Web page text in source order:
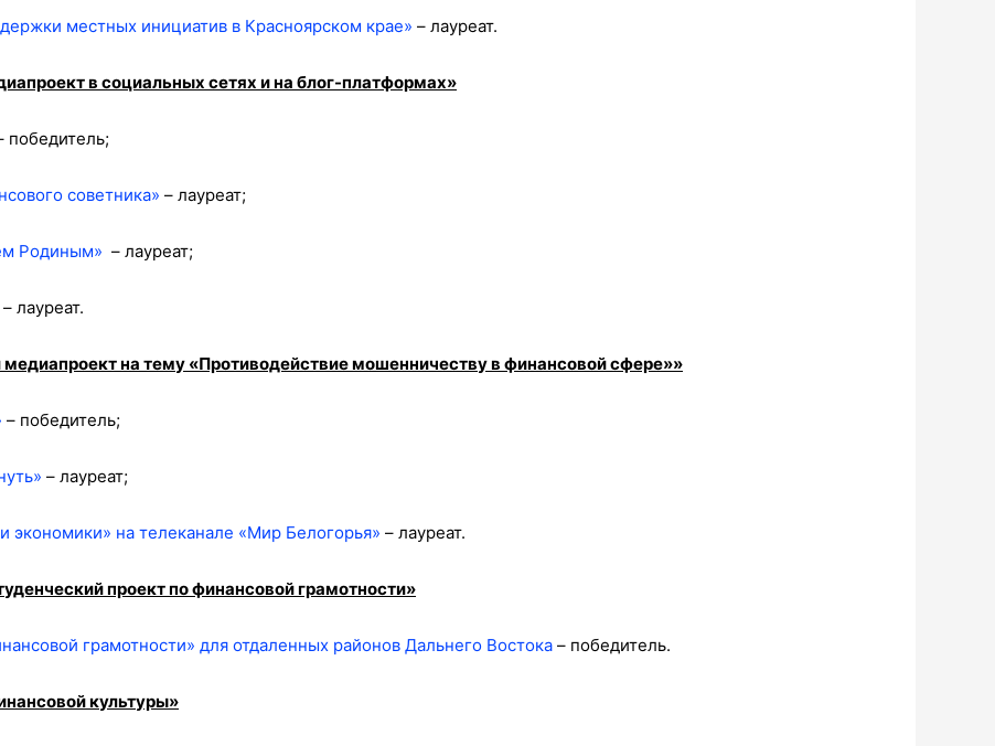
местных инициатив в Красноярском крае» – лауреат.
в социальных сетях и на блог-платформах»
победитель;
советника» – лауреат;
Родиным» – лауреат;
– лауреат.
на тему «Противодействие мошенничеству в финансовой сфере»»
– победитель;
– лауреат;
на телеканале «Мир Белогорья» – лауреат.
проект по финансовой грамотности»
грамотности» для отдаленных районов Дальнего Востока – победитель.
культуры»